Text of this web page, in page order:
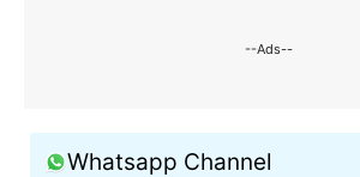
--Ads--
Whatsapp Channel